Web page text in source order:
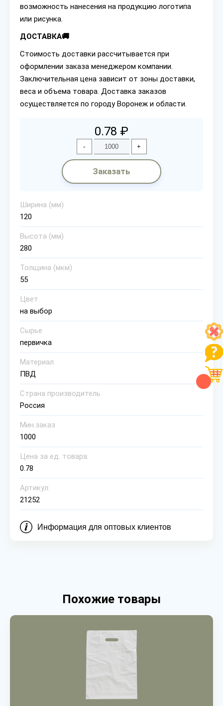
возможность нанесения на продукцию логотипа
или рисунка.
ДОСТАВКА🚚
Стоимость доставки рассчитывается при
оформлении заказа менеджером компании.
Заключительная цена зависит от зоны доставки,
веса и объема товара. Доставка заказов
осуществляется по городу Воронеж и области.
0.78 ₽
- +
Заказать
Ширина (мм)
120
Высота (мм)
280
Толщина (мкм)
55
Цвет
на выбор
Сырье
первичка
Материал
ПВД
Страна производитель
Россия
Мин.заказ
1000
Цена за ед. товара:
0.78
Артикул:
21252
Информация для оптовых клиентов
Похожие товары